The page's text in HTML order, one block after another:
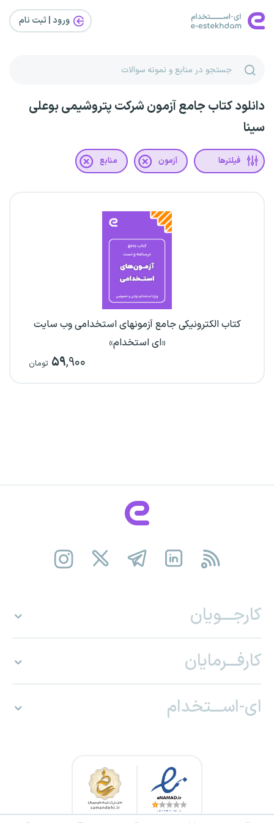
ورود | ثبت‌ نام
دانلود کتاب جامع آزمون شرکت پتروشیمی بوعلی
سینا
فیلترها آزمون منابع
کتاب الکترونیکی جامع آزمونهای استخدامی وب سایت
«ای استخدام»
۵۹,۹۰۰ تومان
کارجـــویان
کارفـــرمایان
ای-اســـتخدام